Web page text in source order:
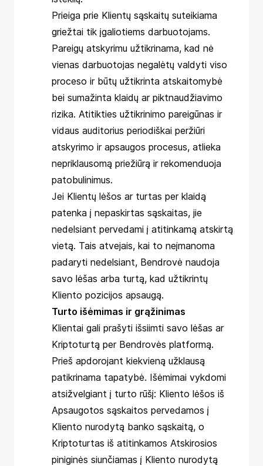
Prieiga prie Klientų sąskaitų suteikiama
griežtai tik įgaliotiems darbuotojams.
Pareigų atskyrimu užtikrinama, kad nė
vienas darbuotojas negalėtų valdyti viso
proceso ir būtų užtikrinta atskaitomybė
bei sumažinta klaidų ar piktnaudžiavimo
rizika. Atitikties užtikrinimo pareigūnas ir
vidaus auditorius periodiškai peržiūri
atskyrimo ir apsaugos procesus, atlieka
nepriklausomą priežiūrą ir rekomenduoja
patobulinimus.
Jei Klientų lėšos ar turtas per klaidą
patenka į nepaskirtas sąskaitas, jie
nedelsiant pervedami į atitinkamą atskirtą
vietą. Tais atvejais, kai to neįmanoma
padaryti nedelsiant, Bendrovė naudoja
savo lėšas arba turtą, kad užtikrintų
Kliento pozicijos apsaugą.
Turto išėmimas ir grąžinimas
Klientai gali prašyti išsiimti savo lėšas ar
Kriptoturtą per Bendrovės platformą.
Prieš apdorojant kiekvieną užklausą
patikrinama tapatybė. Išėmimai vykdomi
atsižvelgiant į turto rūšį: Kliento lėšos iš
Apsaugotos sąskaitos pervedamos į
Kliento nurodytą banko sąskaitą, o
Kriptoturtas iš atitinkamos Atskirosios
piniginės siunčiamas į Kliento nurodytą